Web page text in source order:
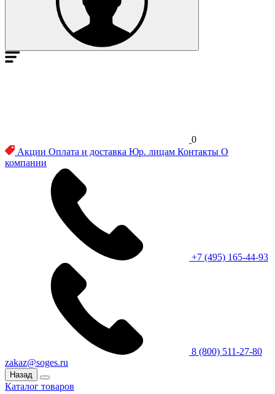
0
Акции Оплата и доставка Юр. лицам Контакты О
компании
+7 (495) 165-44-93
8 (800) 511-27-80
zakaz@soges.ru
Назад
Каталог товаров